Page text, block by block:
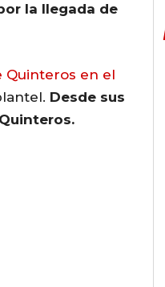
la llegada de
Quinteros en el
Desde sus